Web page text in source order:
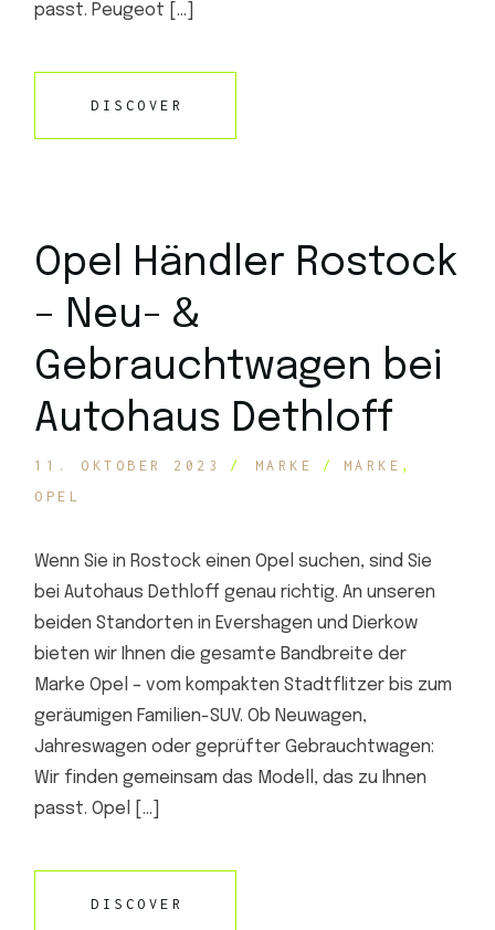
passt. Peugeot […]
DISCOVER
Opel Händler Rostock
– Neu- &
Gebrauchtwagen bei
Autohaus Dethloff
11. OKTOBER 2023 MARKE
MARKE
OPEL
Wenn Sie in Rostock einen Opel suchen, sind Sie
bei Autohaus Dethloff genau richtig. An unseren
beiden Standorten in Evershagen und Dierkow
bieten wir Ihnen die gesamte Bandbreite der
Marke Opel – vom kompakten Stadtflitzer bis zum
geräumigen Familien-SUV. Ob Neuwagen,
Jahreswagen oder geprüfter Gebrauchtwagen:
Wir finden gemeinsam das Modell, das zu Ihnen
passt. Opel […]
DISCOVER